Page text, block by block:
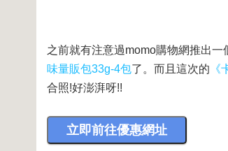
之前就有注意過momo購物網推出一
味量販包33g-4包了。而且這次的
合照!好澎湃呀!!